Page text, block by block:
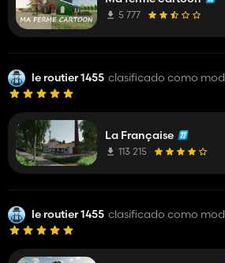
5 777
le routier 1455 clasificado como mod
La Française
113 215
le routier 1455 clasificado como mod